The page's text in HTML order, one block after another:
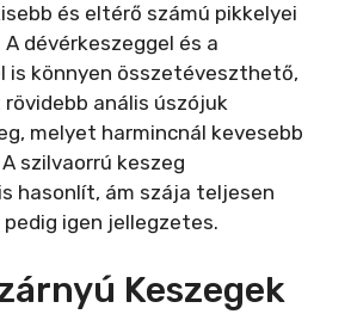
és eltérő számú pikkelyei
dévérkeszeggel és a
is könnyen összetéveszthető,
anális úszójuk
melyet harmincnál kevesebb
szilvaorrú keszeg
hasonlít, ám szája teljesen
pedig igen jellegzetes.
Keszegek